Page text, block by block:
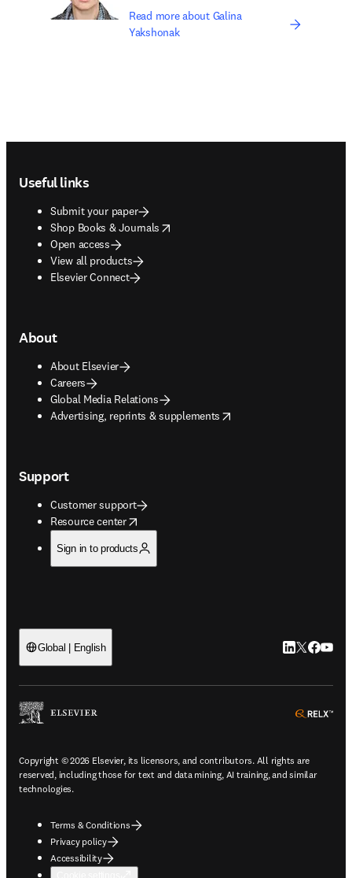
Read more about Galina
Yakshonak
Useful links
Submit your paper
Shop Books & Journals
opens in new tab/window
Open access
View all products
Elsevier Connect
About
About Elsevier
Careers
Global Media Relations
Advertising, reprints & supplements
opens in new tab/window
Support
Customer support
Resource center
opens in new tab/window
Sign in to products
Global | English LinkedIn
Twitter
Copyright © 2026 Elsevier, its licensors, and contributors. All rights are
reserved, including those for text and data mining, AI training, and similar
technologies.
Terms & Conditions
Privacy policy
Accessibility